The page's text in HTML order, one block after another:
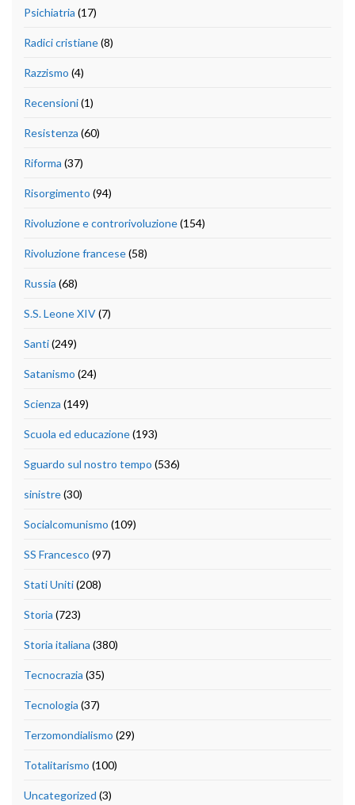
Psichiatria (17)
Radici cristiane(8)
Razzismo (4)
Recensioni(1)
Resistenza (60)
Riforma (37)
Risorgimento (94)
Rivoluzione e controrivoluzione(154)
Rivoluzione francese(58)
Russia (68)
S.S. Leone XIV(7)
Santi(249)
Satanismo (24)
Scienza (149)
Scuola ed educazione(193)
Sguardo sul nostro tempo (536)
sinistre(30)
Socialcomunismo (109)
SS Francesco (97)
Stati Uniti(208)
Storia (723)
Storia italiana (380)
Tecnocrazia (35)
Tecnologia (37)
Terzomondialismo (29)
Totalitarismo (100)
Uncategorized (3)